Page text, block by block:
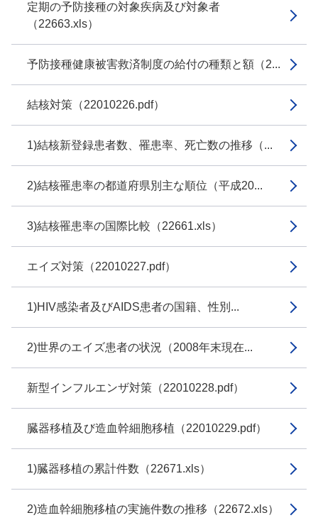
定期の予防接種の対象疾病及び対象者
（22663.xls）
予防接種健康被害救済制度の給付の種類と額（2...
結核対策（22010226.pdf）
1)結核新登録患者数、罹患率、死亡数の推移（...
2)結核罹患率の都道府県別主な順位（平成20...
3)結核罹患率の国際比較（22661.xls）
エイズ対策（22010227.pdf）
1)HIV感染者及びAIDS患者の国籍、性別...
2)世界のエイズ患者の状況（2008年末現在...
新型インフルエンザ対策（22010228.pdf）
臓器移植及び造血幹細胞移植（22010229.pdf）
1)臓器移植の累計件数（22671.xls）
2)造血幹細胞移植の実施件数の推移（22672.xls）